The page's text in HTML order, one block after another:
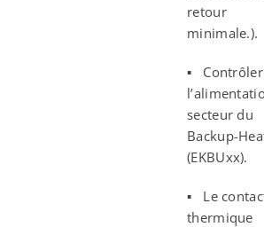
retour
minimale.).
▪ Contrôler
secteur du
Backup-
(EKBUxx).
▪ Le
thermique